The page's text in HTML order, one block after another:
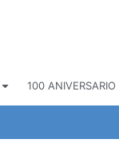
100 ANIVERSARIO